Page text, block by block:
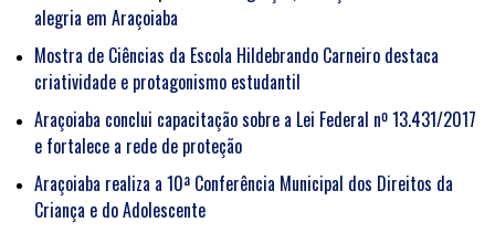
alegria em Araçoiaba
Mostra de Ciências da Escola Hildebrando Carneiro destaca
criatividade e protagonismo estudantil
Araçoiaba conclui capacitação sobre a Lei Federal nº 13.431/2017
e fortalece a rede de proteção
Araçoiaba realiza a 10ª Conferência Municipal dos Direitos da
Criança e do Adolescente